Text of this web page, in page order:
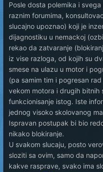
Posle dosta polemika i
raznim forumima,
slucajno upoznao) koji je
dijagnostiku u nemackoj
rekao da zatvaranje
iz vise razloga, od kojih su
smese na ulazu u motor i
(pa samim tim i pogresan
vekom motora i drugih bitnih
funkcionisanje istog. Iste
jednog visoko skolovanog
Ispravan postupak bi bio
nikako blokiranje.
U svakom slucaju, posto
sloziti sa ovim, samo da
kakve rasprave, svako ima